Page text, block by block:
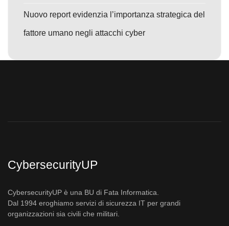
Nuovo report evidenzia l’importanza strategica del
fattore umano negli attacchi cyber
CybersecurityUP
CybersecurityUP è una BU di Fata Informatica.
Dal 1994 eroghiamo servizi di sicurezza IT per grandi
organizzazioni sia civili che militari.